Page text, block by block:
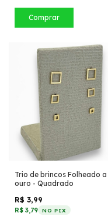
Comprar
Trio de brincos Folheado a
ouro - Quadrado
R$ 3,99
R$ 3,79 NO PIX